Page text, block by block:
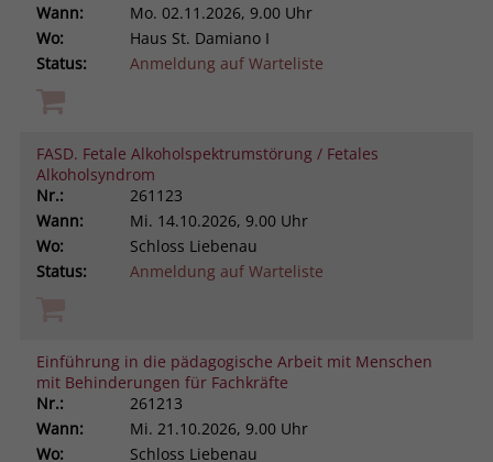
Wann:
Mo. 02.11.2026, 9.00 Uhr
Wo:
Haus St. Damiano I
Status:
Anmeldung auf Warteliste
FASD. Fetale Alkoholspektrumstörung / Fetales
Alkoholsyndrom
Nr.:
261123
Wann:
Mi. 14.10.2026, 9.00 Uhr
Wo:
Schloss Liebenau
Status:
Anmeldung auf Warteliste
Einführung in die pädagogische Arbeit mit Menschen
mit Behinderungen für Fachkräfte
Nr.:
261213
Wann:
Mi. 21.10.2026, 9.00 Uhr
Wo:
Schloss Liebenau